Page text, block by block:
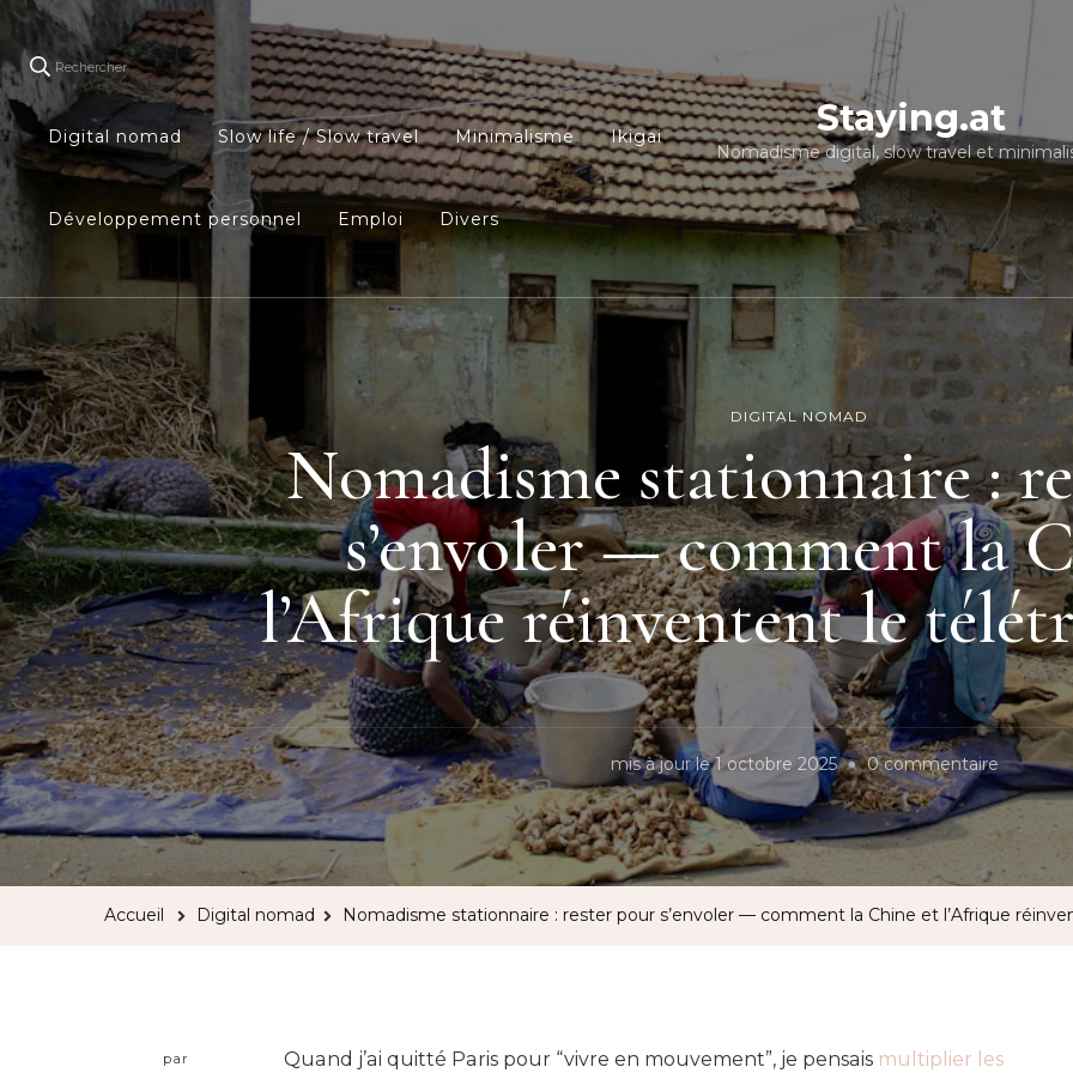
Rechercher
Digital nomad Slow life / Slow travel Minimalisme Ikigai Staying.at
Nomadisme digital, slow travel et
Développement personnel Emploi Divers
DIGITAL NOMAD
Nomadisme stationnaire :
s’envoler — comment la
l’Afrique réinventent le
mis à jour le1 octobre 2025 0 commentaire sur
Accueil Digital nomad Nomadisme stationnaire : rester pour s’envoler — comment la Chine et l’Afrique
par Quand j’ai quitté Paris pour “vivre en mouvement”, je pensais multiplier les